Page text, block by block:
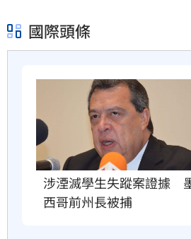
國際頭條
涉湮滅學生失蹤案證據　
西哥前州長被捕